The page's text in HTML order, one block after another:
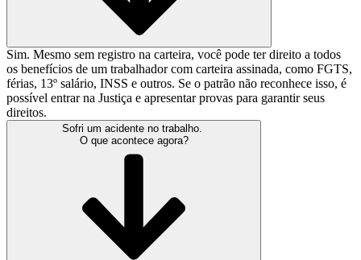
Sim. Mesmo sem registro na carteira, você pode ter direito a todos
os benefícios de um trabalhador com carteira assinada, como FGTS,
férias, 13º salário, INSS e outros. Se o patrão não reconhece isso, é
possível entrar na Justiça e apresentar provas para garantir seus
direitos.
Sofri um acidente no trabalho.
O que acontece agora?